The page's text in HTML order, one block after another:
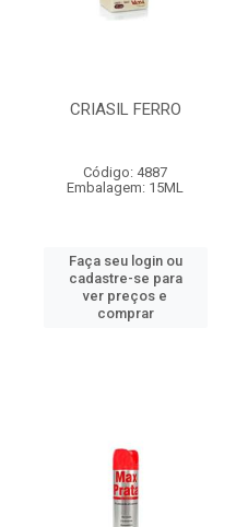
CRIASIL FERRO
Código: 4887
Embalagem: 15ML
Faça seu login ou
cadastre-se para
ver preços e
comprar